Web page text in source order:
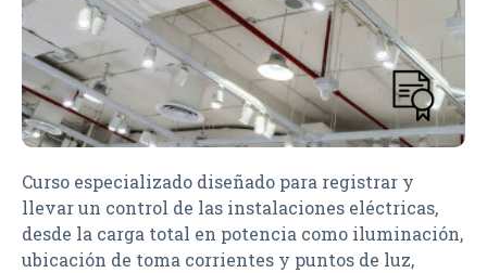
Curso especializado diseñado para registrar y
llevar un control de las instalaciones eléctricas,
desde la carga total en potencia como iluminación,
ubicación de toma corrientes y puntos de luz,